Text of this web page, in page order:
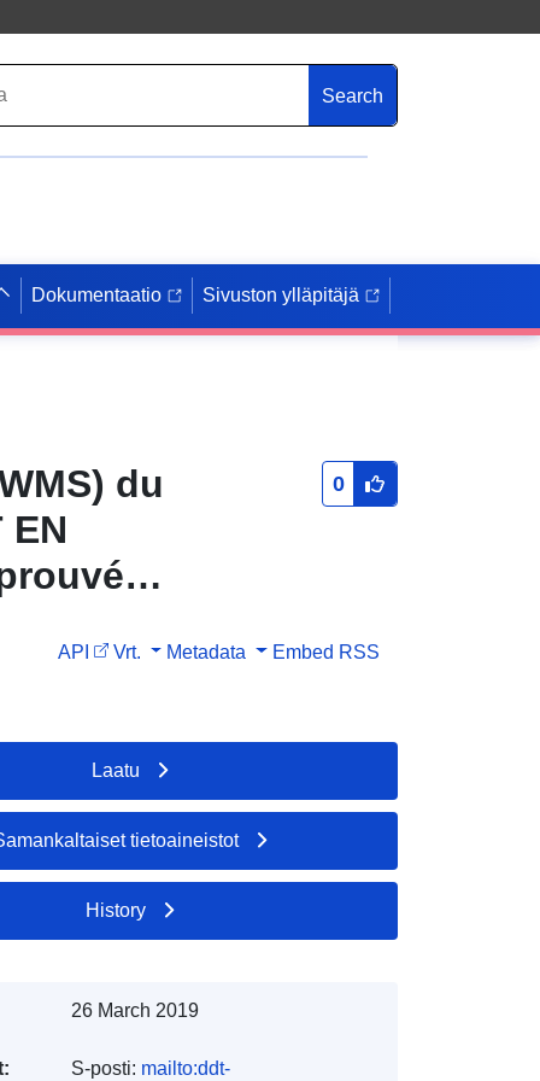
Search
Dokumentaatio Sivuston ylläpitäjä
du
EN
0
API Vrt. Metadata Embed RSS
Laatu
tietoaineistot
History
26 March 2019
S-posti: mailto:ddt-